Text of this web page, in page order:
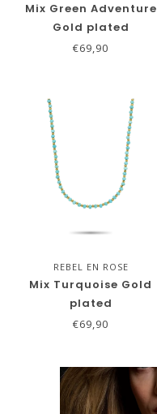
Mix Green Adventure
Gold plated
€69,90
REBEL EN ROSE
Mix Turquoise Gold
plated
€69,90